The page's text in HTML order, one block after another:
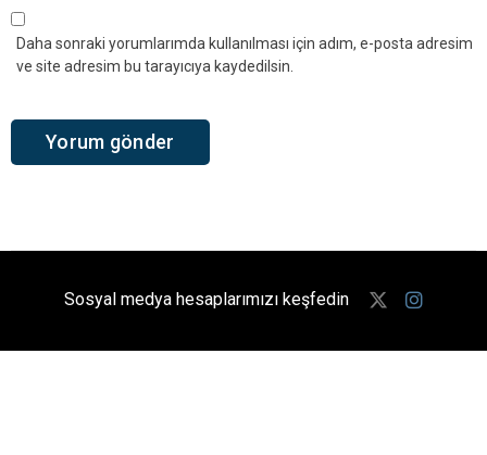
Daha sonraki yorumlarımda kullanılması için adım, e-posta adresim
ve site adresim bu tarayıcıya kaydedilsin.
Sosyal medya hesaplarımızı keşfedin